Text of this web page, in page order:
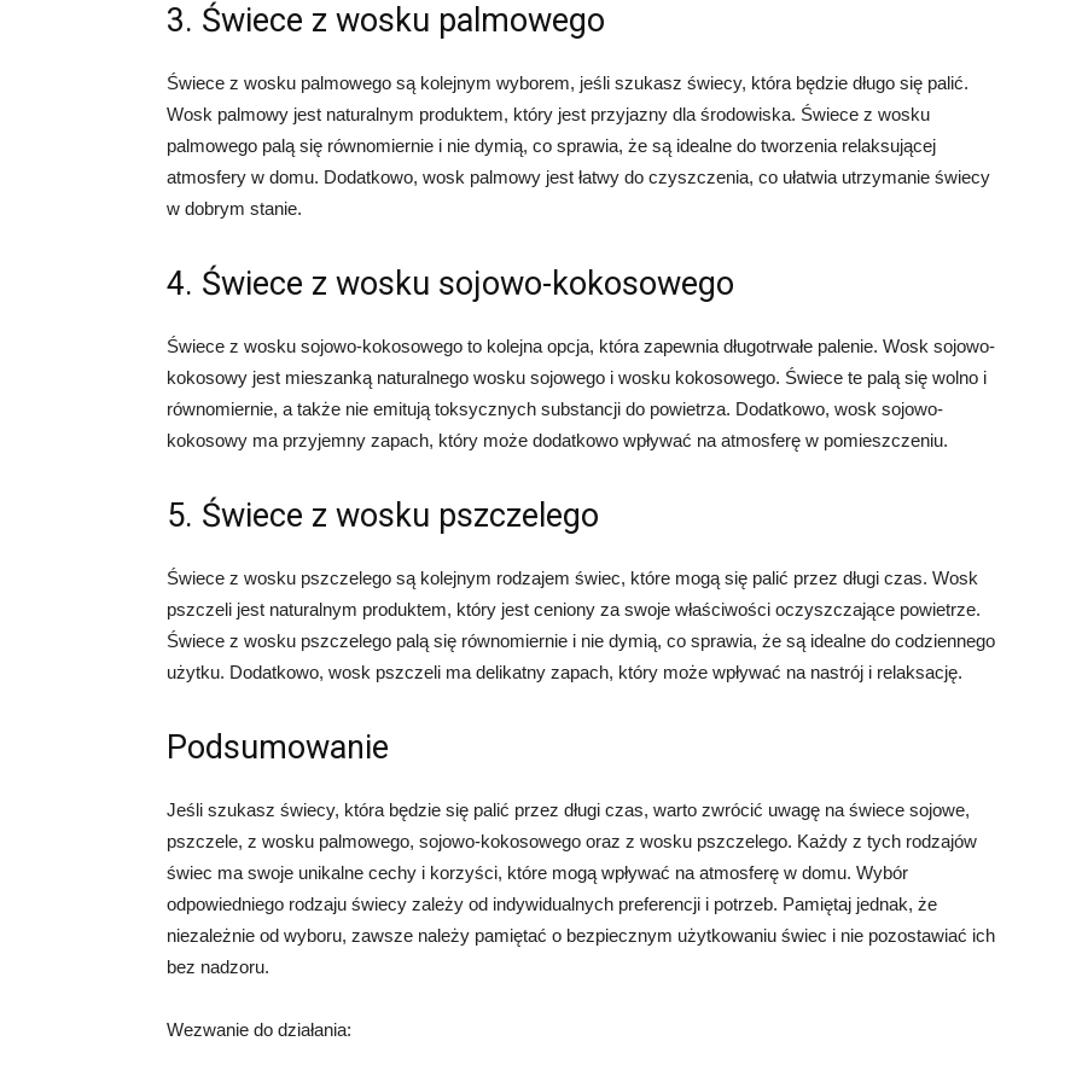
3. Świece z wosku palmowego
Świece z wosku palmowego są kolejnym wyborem, jeśli szukasz świecy, która będzie długo się palić.
Wosk palmowy jest naturalnym produktem, który jest przyjazny dla środowiska. Świece z wosku
palmowego palą się równomiernie i nie dymią, co sprawia, że są idealne do tworzenia relaksującej
atmosfery w domu. Dodatkowo, wosk palmowy jest łatwy do czyszczenia, co ułatwia utrzymanie świecy
w dobrym stanie.
4. Świece z wosku sojowo-kokosowego
Świece z wosku sojowo-kokosowego to kolejna opcja, która zapewnia długotrwałe palenie. Wosk sojowo-
kokosowy jest mieszanką naturalnego wosku sojowego i wosku kokosowego. Świece te palą się wolno i
równomiernie, a także nie emitują toksycznych substancji do powietrza. Dodatkowo, wosk sojowo-
kokosowy ma przyjemny zapach, który może dodatkowo wpływać na atmosferę w pomieszczeniu.
5. Świece z wosku pszczelego
Świece z wosku pszczelego są kolejnym rodzajem świec, które mogą się palić przez długi czas. Wosk
pszczeli jest naturalnym produktem, który jest ceniony za swoje właściwości oczyszczające powietrze.
Świece z wosku pszczelego palą się równomiernie i nie dymią, co sprawia, że są idealne do codziennego
użytku. Dodatkowo, wosk pszczeli ma delikatny zapach, który może wpływać na nastrój i relaksację.
Podsumowanie
Jeśli szukasz świecy, która będzie się palić przez długi czas, warto zwrócić uwagę na świece sojowe,
pszczele, z wosku palmowego, sojowo-kokosowego oraz z wosku pszczelego. Każdy z tych rodzajów
świec ma swoje unikalne cechy i korzyści, które mogą wpływać na atmosferę w domu. Wybór
odpowiedniego rodzaju świecy zależy od indywidualnych preferencji i potrzeb. Pamiętaj jednak, że
niezależnie od wyboru, zawsze należy pamiętać o bezpiecznym użytkowaniu świec i nie pozostawiać ich
bez nadzoru.
Wezwanie do działania: